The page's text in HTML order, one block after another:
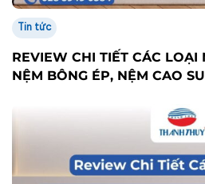
Tin tức
REVIEW CHI TIẾT CÁC LOẠI
NỆM BÔNG ÉP, NỆM CAO SU